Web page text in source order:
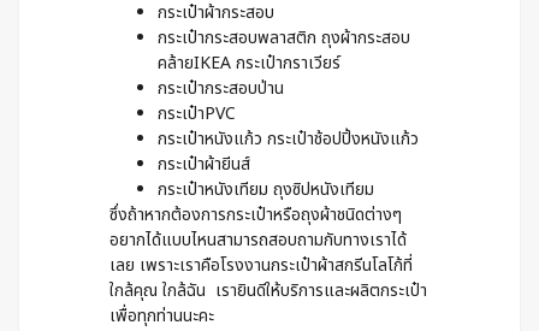
กระเป๋าผ้ากระสอบ
กระเป๋ากระสอบพลาสติก ถุงผ้ากระสอบ
คล้ายIKEA กระเป๋ากราเวียร์
กระเป๋ากระสอบป่าน
กระเป๋าPVC
กระเป๋าหนังแก้ว กระเป๋าช้อปปิ้งหนังแก้ว
กระเป๋าผ้ายีนส์
กระเป๋าหนังเทียม ถุงซิปหนังเทียม
ซึ่งถ้าหากต้องการกระเป๋าหรือถุงผ้าชนิดต่างๆ
อยากได้แบบไหนสามารถสอบถามกับทางเราได้
เลย เพราะเราคือโรงงานกระเป๋าผ้าสกรีนโลโก้ที่
ใกล้คุณ ใกล้ฉัน เรายินดีให้บริการและผลิตกระเป๋า
เพื่อทุกท่านนะคะ